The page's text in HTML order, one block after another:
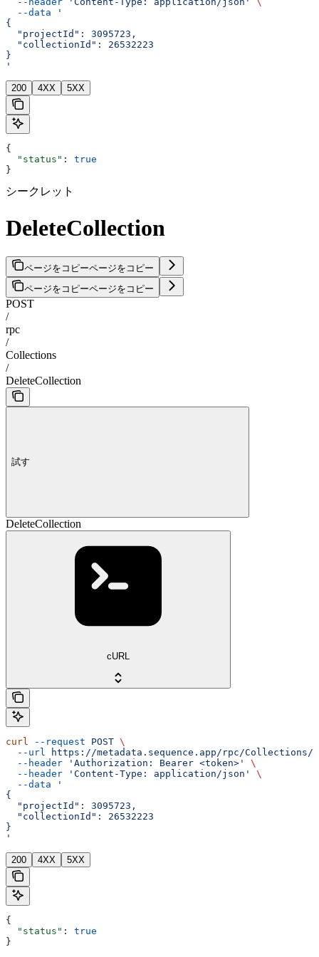
  --data
'
{
  "projectId": 3095723,
  "collectionId": 26532223
}
'
200 4XX 5XX
{
  "status"
: true
}
シークレット
DeleteCollection
ページをコピーページをコピー
ページをコピーページをコピー
POST
/
rpc
/
Collections
/
DeleteCollection
試す
DeleteCollection
cURL
curl --request POST \
  --url
https://metadata.sequence.app/rpc/Collections/
  --header
'Authorization: Bearer <token>'
\
  --header
'Content-Type: application/json'
\
  --data
'
{
  "projectId": 3095723,
  "collectionId": 26532223
}
'
200 4XX 5XX
{
  "status"
: true
}